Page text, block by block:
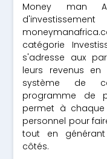
Money man
catégorie
s'adresse aux
leurs revenus
système de
programme de
permet à
personnel pour
tout en
côtés.